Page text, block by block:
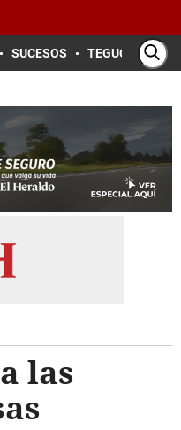
SUCESOS TEGUCIGALPA
las